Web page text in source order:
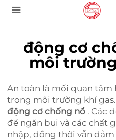
động cơ
môi
An toàn là mối quan tâm
trong môi trường khí gas.
động cơ chống nổ . Các
để ngăn bụi và các chất
nhập, đồng thời vẫn